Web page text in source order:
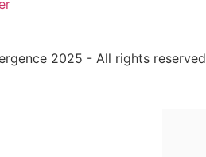
2025 - All rights reserved